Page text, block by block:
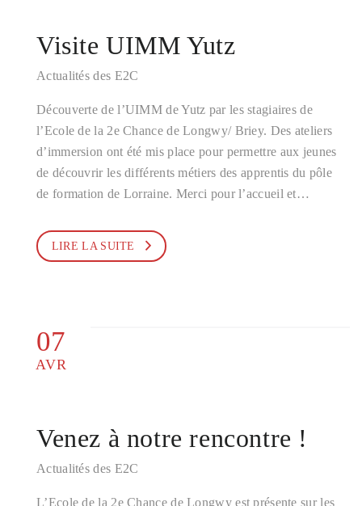
Visite UIMM Yutz
Actualités des E2C
Découverte de l’UIMM de Yutz par les stagiaires de
l’Ecole de la 2e Chance de Longwy/ Briey. Des ateliers
d’immersion ont été mis place pour permettre aux jeunes
de découvrir les différents métiers des apprentis du pôle
de formation de Lorraine. Merci pour l’accueil et…
LIRE LA SUITE
07
AVR
Venez à notre rencontre !
Actualités des E2C
L’Ecole de la 2e Chance de Longwy est présente sur les